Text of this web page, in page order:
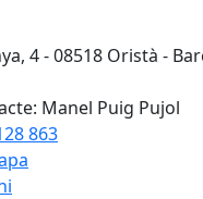
4 - 08518 Oristà -
Manel Puig Pujol
863